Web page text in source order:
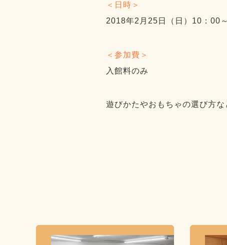
＜日時＞
2018年2月25日（日）10：00
＜参加費＞
入館料のみ
遊びかたやおもちゃの選び方